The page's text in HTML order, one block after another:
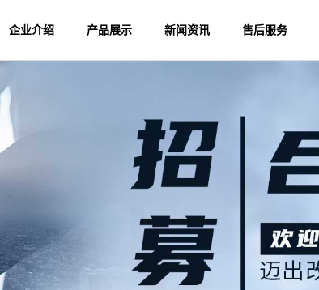
企业介绍 产品展示 新闻资讯 售后服务